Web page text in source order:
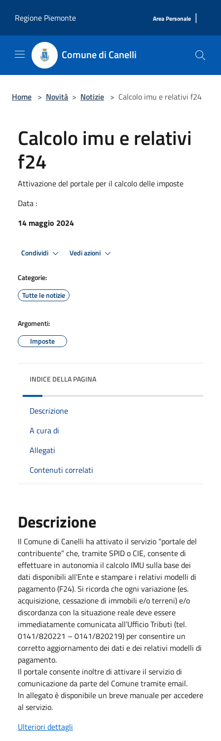
Regione Piemonte
Area Personale |
Comune di Canelli
Home > Novità > Notizie > Calcolo imu e relativi f24
Calcolo imu e relativi
f24
Attivazione del portale per il calcolo delle imposte
Data :
14 maggio 2024
Condividi Vedi azioni
Categorie:
Tutte le notizie
Argomenti:
Imposte
INDICE DELLA PAGINA
Descrizione
A cura di
Allegati
Contenuti correlati
Descrizione
Il Comune di Canelli ha attivato il servizio “portale del
contribuente” che, tramite SPID o CIE, consente di
effettuare in autonomia il calcolo IMU sulla base dei
dati disponibili all’Ente e stampare i relativi modelli di
pagamento (F24). Si ricorda che ogni variazione (es.
acquisizione, cessazione di immobili e/o terreni) e/o
discordanza con la situazione reale deve essere
immediatamente comunicata all’Ufficio Tributi (tel.
0141/820221 – 0141/820219) per consentire un
corretto aggiornamento dei dati e dei relativi modelli di
pagamento.
Il portale consente inoltre di attivare il servizio di
comunicazione da parte del Comune tramite email.
In allegato è disponibile un breve manuale per accedere
al servizio.
Ulteriori dettagli